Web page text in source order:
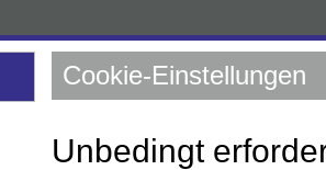
Cookie-Einstellungen
Unbedingt